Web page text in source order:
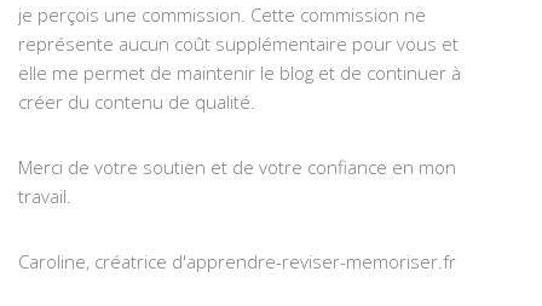
je perçois une commission. Cette commission ne
représente aucun coût supplémentaire pour vous et
elle me permet de maintenir le blog et de continuer à
créer du contenu de qualité.
Merci de votre soutien et de votre confiance en mon
travail.
Caroline, créatrice d'apprendre-reviser-memoriser.fr